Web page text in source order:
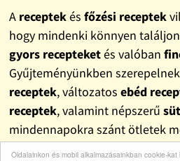
Oldalainkon és mobil alkalmazásainkban cookie-
A receptekés főzési receptek
hogy mindenki könnyen találjon
gyors recepteketés valóban
Gyűjteményünkben
receptek, változatos ebéd
receptek, valamint népszerű
mindennapokra szánt ötletek
helyet kaptak, hogy a főzés ne